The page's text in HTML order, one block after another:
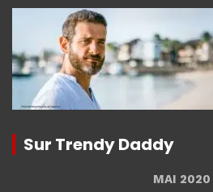
Sur Trendy Daddy
MAI 2020